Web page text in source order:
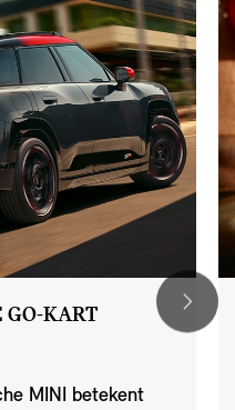
GO-KART
MINI betekent